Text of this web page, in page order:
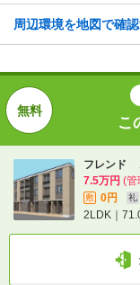
実際に 見学したい
周辺環境を地図で確
こ
フレンド
7.5万円 (管
敷 0円 礼
2LDK｜